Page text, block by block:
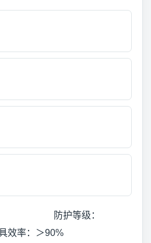
防护等级：
：＞90%